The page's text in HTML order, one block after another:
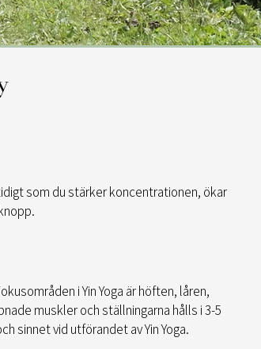
som du stärker koncentrationen, ökar
i Yin Yoga är höften, låren,
muskler och ställningarna hålls i 3-5
sinnet vid utförandet av Yin Yoga.